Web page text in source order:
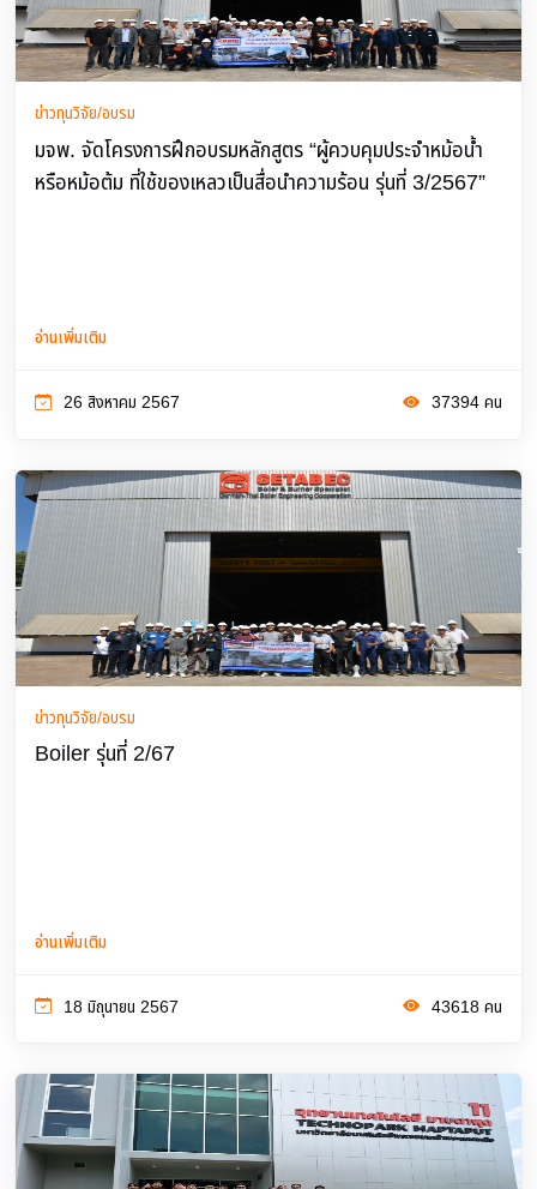
ข่าวทุนวิจัย/อบรม
มจพ. จัดโครงการฝึกอบรมหลักสูตร “ผู้ควบคุมประจำหม้อน้ำ
หรือหม้อต้ม ที่ใช้ของเหลวเป็นสื่อนำความร้อน รุ่นที่ 3/2567”
อ่านเพิ่มเติม
26 สิงหาคม 2567 37394 คน
ข่าวทุนวิจัย/อบรม
Boiler รุ่นที่ 2/67
อ่านเพิ่มเติม
18 มิถุนายน 2567 43618 คน